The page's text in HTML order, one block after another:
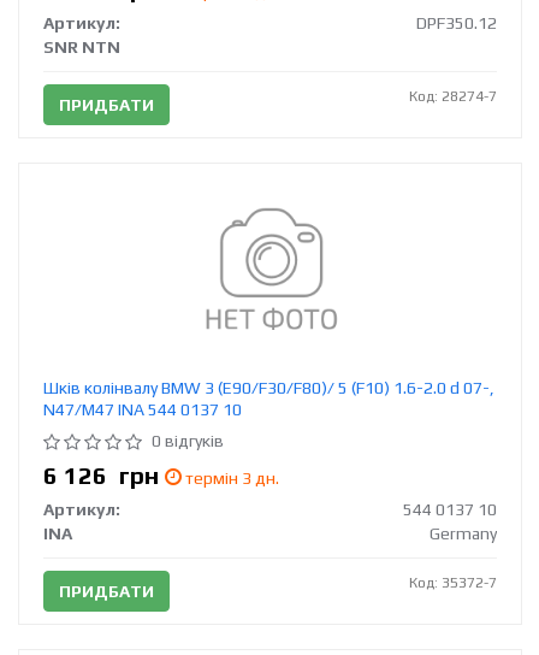
Артикул:
DPF350.12
SNR NTN
ПРИДБАТИ Код: 28274-7
Шків колінвалу BMW 3 (E90/F30/F80)/ 5 (F10) 1.6-2.0 d 07-,
N47/M47 INA 544 0137 10
0 відгуків
6 126 грн
термін 3 дн.
Артикул:
544 0137 10
INA
Germany
ПРИДБАТИ Код: 35372-7